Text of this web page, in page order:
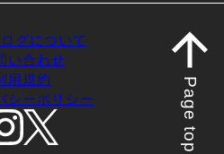
グについて
い合わせ
用規約
シーポリシー
Page top